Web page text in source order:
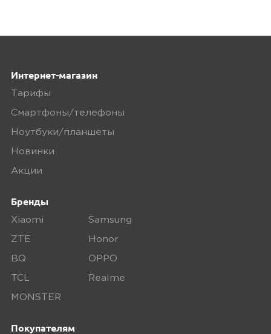
Интернет-магазин
Тарифы
Смартфоны/телефоны
Ноутбуки/планшеты
Новинки
Акции
Бренды
Xiaomi Samsung
ZTE Honor
BQ OPPO
TCL Realme
MONSTER
Покупателям